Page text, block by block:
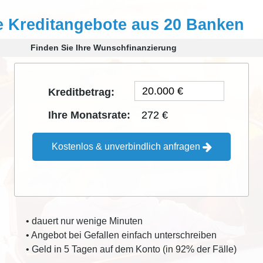
Kreditangebote aus 20 Banken
Finden Sie Ihre Wunschfinanzierung
Kreditbetrag:
Ihre Monatsrate:
272 €
Kostenlos & unverbindlich anfragen
• dauert nur wenige Minuten
• Angebot bei Gefallen einfach unterschreiben
• Geld in 5 Tagen auf dem Konto (in 92% der Fälle)